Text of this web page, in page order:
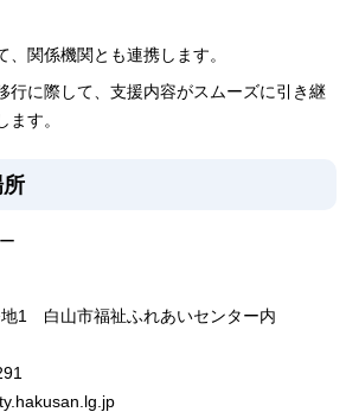
、関係機関とも連携します。
行に際して、支援内容がスムーズに引き継
ます。
1 白山市福祉ふれあいセンター内